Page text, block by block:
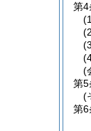
第4
(
第5
(
第6